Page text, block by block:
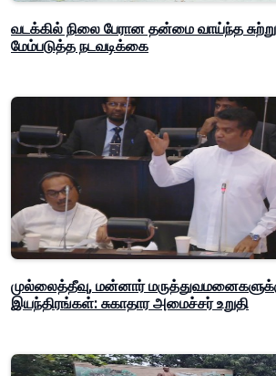
வடக்கில் நிலை பேரான தன்மை வாய்ந்த
மேம்படுத்த நடவடிக்கை
முல்லைத்தீவு, மன்னார்
இயந்திரங்கள்: சுகாதார அமைச்சர் உறுதி